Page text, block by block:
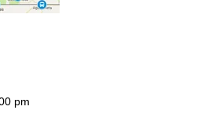
pm